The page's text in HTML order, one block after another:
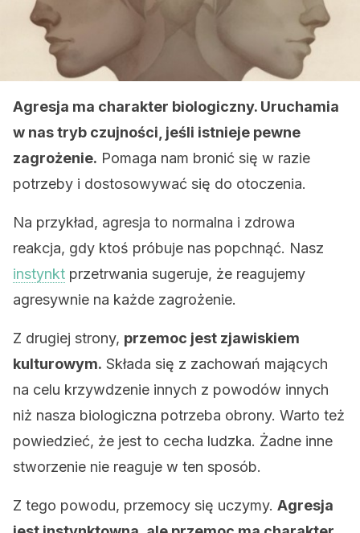
Agresja ma charakter biologiczny. Uruchamia
w nas tryb czujności, jeśli istnieje pewne
zagrożenie. Pomaga nam bronić się w razie
potrzeby i dostosowywać się do otoczenia.
Na przykład, agresja to normalna i zdrowa
reakcja, gdy ktoś próbuje nas popchnąć. Nasz
instynkt przetrwania sugeruje, że ​​reagujemy
agresywnie na każde zagrożenie.
Z drugiej strony, przemoc jest zjawiskiem
kulturowym. Składa się z zachowań mających
na celu krzywdzenie innych z powodów innych
niż nasza biologiczna potrzeba obrony. Warto też
powiedzieć, że jest to cecha ludzka. Żadne inne
stworzenie nie reaguje w ten sposób.
Z tego powodu, przemocy się uczymy. Agresja